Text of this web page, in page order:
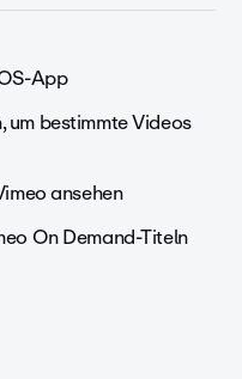
App
um bestimmte Videos
ansehen
On Demand-Titeln